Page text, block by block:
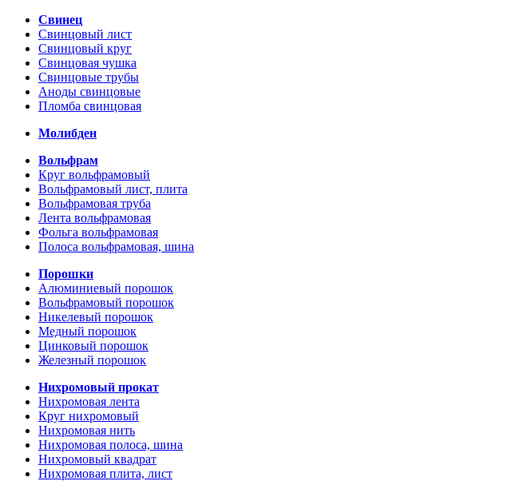
Свинец
Свинцовый лист
Свинцовый круг
Свинцовая чушка
Свинцовые трубы
Аноды свинцовые
Пломба свинцовая
Молибден
Вольфрам
Круг вольфрамовый
Вольфрамовый лист, плита
Вольфрамовая труба
Лента вольфрамовая
Фольга вольфрамовая
Полоса вольфрамовая, шина
Порошки
Алюминиевый порошок
Вольфрамовый порошок
Никелевый порошок
Медный порошок
Цинковый порошок
Железный порошок
Нихромовый прокат
Нихромовая лента
Круг нихромовый
Нихромовая нить
Нихромовая полоса, шина
Нихромовый квадрат
Нихромовая плита, лист